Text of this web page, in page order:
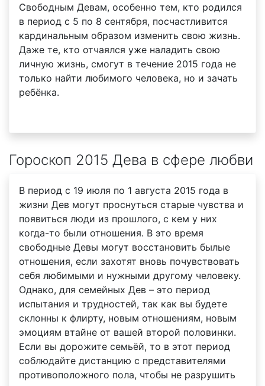
Свободным Девам, особенно тем, кто родился
в период с 5 по 8 сентября, посчастливится
кардинальным образом изменить свою жизнь.
Даже те, кто отчаялся уже наладить свою
личную жизнь, смогут в течение 2015 года не
только найти любимого человека, но и зачать
ребёнка.
Гороскоп 2015 Дева в сфере любви
В период с 19 июля по 1 августа 2015 года в
жизни Дев могут проснуться старые чувства и
появиться люди из прошлого, с кем у них
когда-то были отношения. В это время
свободные Девы могут восстановить былые
отношения, если захотят вновь почувствовать
себя любимыми и нужными другому человеку.
Однако, для семейных Дев – это период
испытания и трудностей, так как вы будете
склонны к флирту, новым отношениям, новым
эмоциям втайне от вашей второй половинки.
Если вы дорожите семьёй, то в этот период
соблюдайте дистанцию с представителями
противоположного пола, чтобы не разрушить